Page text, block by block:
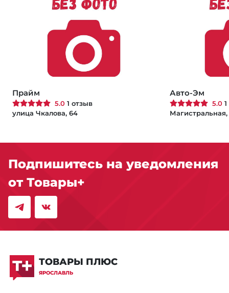
Прайм
5.0 1 отзыв
улица Чкалова, 64
Авто-Эм
5.0
Магистральная,
Подпишитесь на уведомления
от Товары+
ТОВАРЫ ПЛЮС
ЯРОСЛАВЛЬ